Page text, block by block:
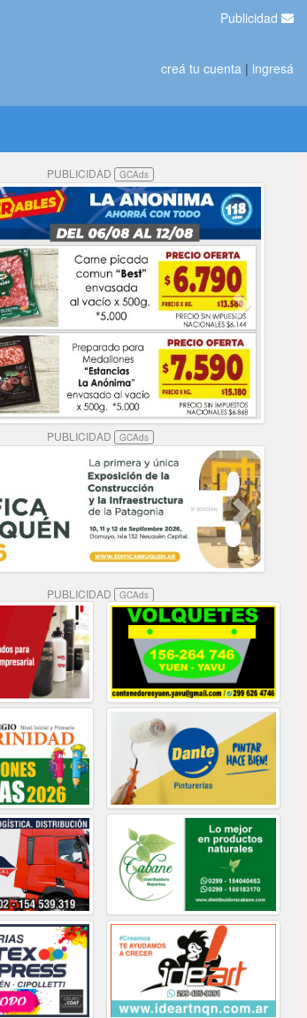
Publicidad
creá tu cuenta | ingresá
PUBLICIDAD GCAds
PUBLICIDAD GCAds
PUBLICIDAD GCAds